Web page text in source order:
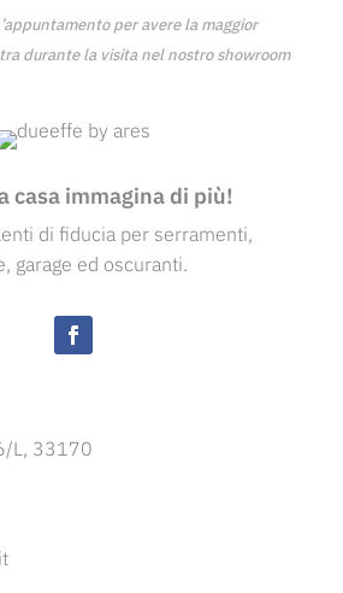
per averela maggior
durante la visita nel nostro showroom
casa immagina di più!
di fiducia per serramenti,
garage ed oscuranti.
L, 33170